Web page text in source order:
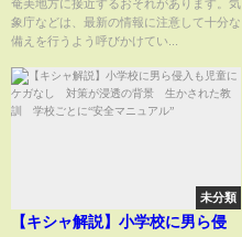
奄美地方に接近するおそれがあります。気
象庁などは、最新の情報に注意して十分な
備えを行うよう呼びかけてい...
未分類
【キシャ解説】小学校に男ら侵